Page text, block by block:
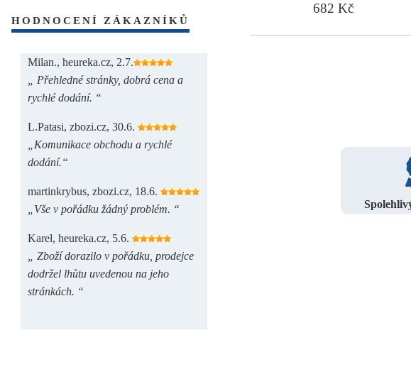
HODNOCENÍ ZÁKAZNÍKŮ
Milan., heureka.cz, 2.7.
„ Přehledné stránky, dobrá cena a
rychlé dodání. “
L.Patasi, zbozi.cz, 30.6.
„Komunikace obchodu a rychlé
dodání.“
martinkrybus, zbozi.cz, 18.6.
„Vše v pořádku žádný problém. “
Karel, heureka.cz, 5.6.
„ Zboží dorazilo v pořádku, prodejce
dodržel lhůtu uvedenou na jeho
stránkách. “
682 Kč